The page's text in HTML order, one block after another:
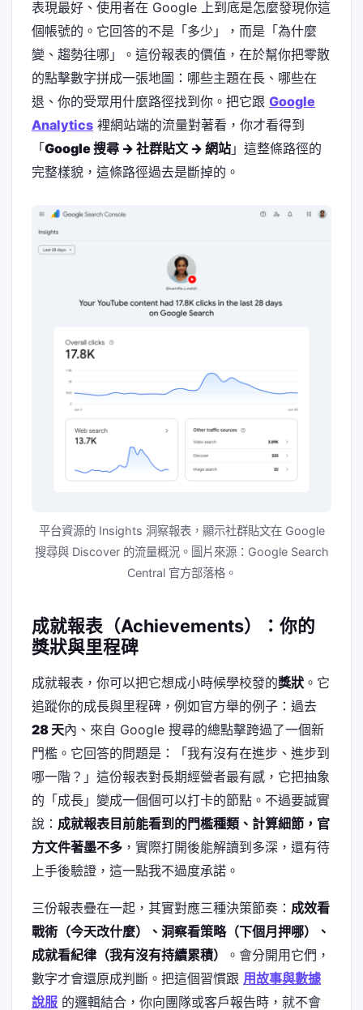
表現最好、使用者在 Google 上到底是怎麼發現你這
個帳號的。它回答的不是「多少」，而是「為什麼
變、趨勢往哪」。這份報表的價值，在於幫你把零散
的點擊數字拼成一張地圖：哪些主題在長、哪些在
退、你的受眾用什麼路徑找到你。把它跟 Google
Analytics 裡網站端的流量對著看，你才看得到
「Google 搜尋 → 社群貼文 → 網站 」這整條路徑的
完整樣貌，這條路徑過去是斷掉的。
平台資源的 Insights 洞察報表，顯示社群貼文在 Google
搜尋與 Discover 的流量概況。圖片來源：Google Search
Central 官方部落格。
成就報表（Achievements）：你的
獎狀與里程碑
成就報表，你可以把它想成小時候學校發的獎狀 。它
追蹤你的成長與里程碑，例如官方舉的例子：過去
28 天內、來自 Google 搜尋的總點擊跨過了一個新
門檻。它回答的問題是：「我有沒有在進步、進步到
哪一階？」這份報表對長期經營者最有感，它把抽象
的「成長」變成一個個可以打卡的節點。不過要誠實
說： 成就報表目前能看到的門檻種類、計算細節，官
方文件著墨不多 ，實際打開後能解讀到多深，還有待
上手後驗證，這一點我不過度承諾。
三份報表疊在一起，其實對應三種決策節奏： 成效看
戰術（今天改什麼）、洞察看策略（下個月押哪）、
成就看紀律（我有沒有持續累積）
。會分開用它們，
數字才會還原成判斷。把這個習慣跟 用故事與數據
說服 的邏輯結合，你向團隊或客戶報告時，就不會